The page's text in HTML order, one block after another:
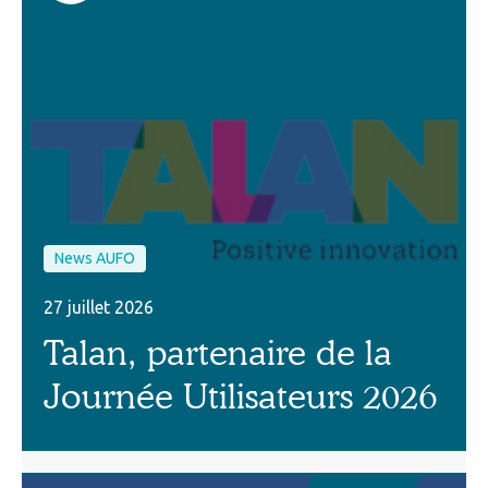
News AUFO
27 juillet 2026
Talan, partenaire de la
Journée Utilisateurs 2026